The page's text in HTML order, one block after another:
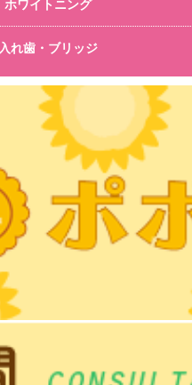
ホワイトニング
入れ歯・ブリッジ